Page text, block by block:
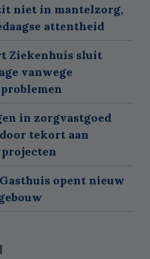
niet in mantelzorg,
attentheid
Ziekenhuis sluit
vanwege
in zorgvastgoed
tekort aan
opent nieuw